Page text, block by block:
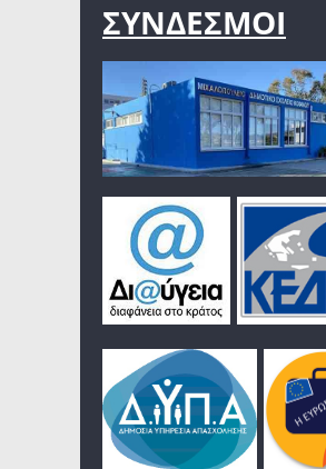
ΣΥΝΔΕΣΜΟΙ